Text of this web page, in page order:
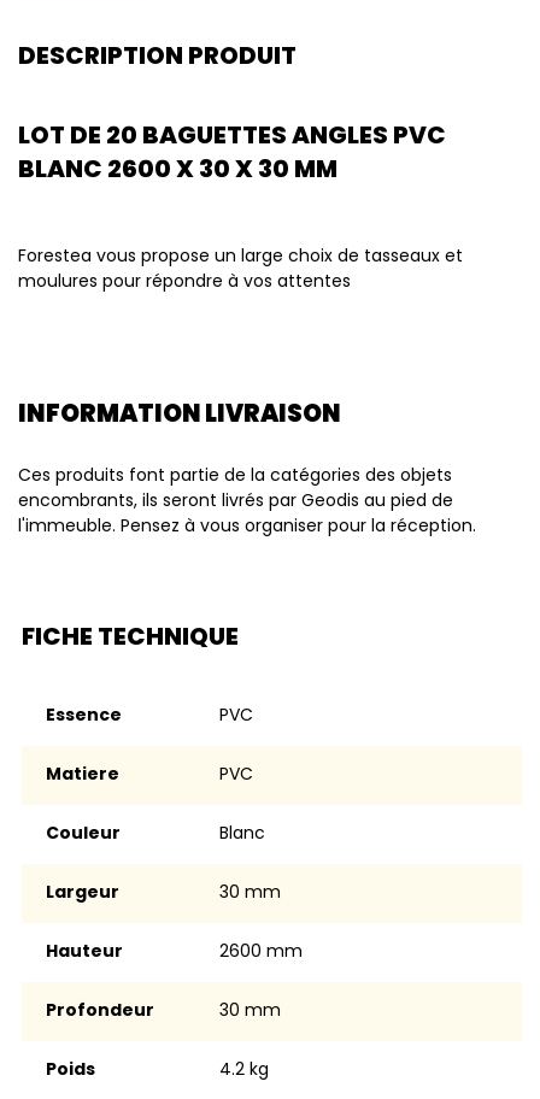
DESCRIPTION PRODUIT
LOT DE 20 BAGUETTES ANGLES PVC
BLANC 2600 X 30 X 30 MM
Forestea vous propose un large choix de tasseaux et
moulures pour répondre à vos attentes
INFORMATION LIVRAISON
Ces produits font partie de la catégories des objets
encombrants, ils seront livrés par Geodis au pied de
l'immeuble. Pensez à vous organiser pour la réception.
FICHE TECHNIQUE
Essence PVC
Matiere PVC
Couleur blanc
Largeur 30 mm
Hauteur 2600 mm
Profondeur 30 mm
Poids 4.2 kg